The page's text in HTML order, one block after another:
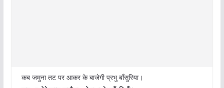
कब जमुना तट पर आकर के बाजेगी प्रभु बाँसुरिया।